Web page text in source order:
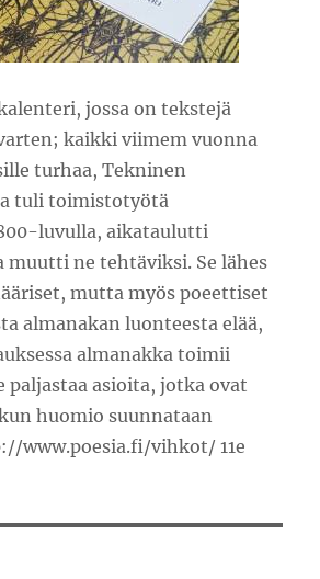
jossa on tekstejä
kaikki viimem vuonna
turhaa, Tekninen
tuli toimistotyötä
luvulla, aikataulutti
muutti ne tehtäviksi. Se lähes
mutta myös poeettiset
almanakan luonteesta elää,
almanakka toimii
paljastaa asioita, jotka ovat
huomio suunnataan
www.poesia.fi/vihkot/ 11e